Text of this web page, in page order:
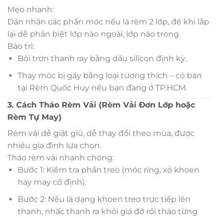
Mẹo nhanh:
Dán nhãn các phần móc nếu là rèm 2 lớp, để khi lắp
lại dễ phân biệt lớp nào ngoài, lớp nào trong.
Bảo trì:
Bôi trơn thanh ray bằng dầu silicon định kỳ.
Thay móc bị gãy bằng loại tương thích – có bán
tại Rèm Quốc Huy nếu bạn đang ở TP.HCM.
3. Cách Tháo Rèm Vải (Rèm Vải Đơn Lớp hoặc
Rèm Tự May)
Rèm vải dễ giặt giũ, dễ thay đổi theo mùa, được
nhiều gia đình lựa chọn.
Tháo rèm vải nhanh chóng:
Bước 1: Kiểm tra phần treo (móc ring, xỏ khoen
hay may cố định).
Bước 2: Nếu là dạng khoen treo trực tiếp lên
thanh, nhấc thanh ra khỏi giá đỡ rồi tháo từng